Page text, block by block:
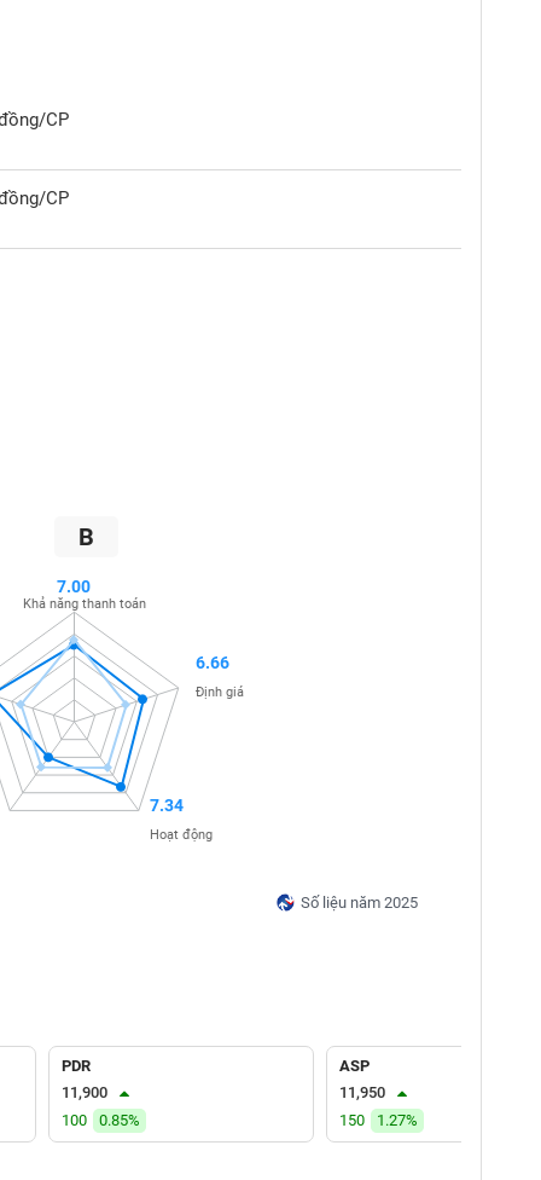
CP
CP
B
Số liệu năm 2025
7.00
Khả năng thanh toán
6.66
Định giá
7.34
Hoạt động
PDR
11,900
100
0.85%
ASP
11,950
150
1.27%